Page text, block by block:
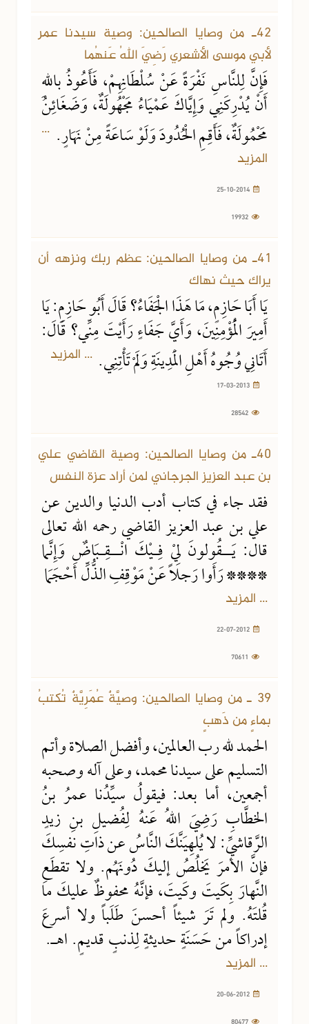
42ـ من وصايا الصالحين: وصية سيدنا عمر
لأبي موسى الأشعري رَضِيَ اللهُ عَنهُما
فَإِنَّ لِلنَّاسِ نَفْرَةً عَنْ سُلْطَانِهِمْ، فَأَعُوذُ باللهِ
أَنْ يُدْرِكَنِي وَإِيَّاكَ عَمْيَاءُ مَجْهُولَةٌ، وَضَغَائِنُ
مَحْمُولَةٌ، فَأَقِمِ الْحُدُودَ وَلَوْ سَاعَةً مِنْ نَهَارٍ. ...
المزيد
41ـ من وصايا الصالحين: عظم ربك ونزهه أن
يراك حيث نهاك
يَا أَبَا حَازِمٍ، مَا هَذَا الْجَفَاءُ؟ قَالَ أَبُو حَازِمٍ: يَا
أَمِيرَ الْمُؤْمِنِينَ، وَأَيَّ جَفَاءٍ رَأَيْتَ مِنِّي؟ قَالَ:
أَتَانِي وُجُوهُ أَهْلِ الْمَدِينَةِ وَلَمْ تَأْتِنِي. ... المزيد
40ـ من وصايا الصالحين: وصية القاضي علي
بن عبد العزيز الجرجاني لمن أراد عزة النفس
فقد جاء في كتاب أدب الدنيا والدين عن
علي بن عبد العزيز القاضي رحمه الله تعالى
قال: يَــقُولونَ لِيْ فِـيْكَ انْــقِـبَاضٌ وَإِنَّما
**** رَأَوا رَجلاً عَنْ مَوْقِفِ الذُّلِّ أَحْجَمَا
... المزيد
39 ـ من وصايا الصالحين: وصيَّةٌ عُمَرِيَّةٌ تُكتبُ
بماءٍ من ذَهبٍ
الحمد لله رب العالمين، وأفضل الصلاة وأتم
التسليم على سيدنا محمد، وعلى آله وصحبه
أجمعين، أما بعد: فيقولُ سيِّدُنا عمرُ بنُ
الخطَّابِ رَضِيَ اللهُ عَنهُ لِفُضيلِ بنِ زيدٍ
الرَّقاشيِّ: لا يُلهِيَنَّكَ النَّاسُ عن ذاتِ نفسِكَ
فإنَّ الأمرَ يَخلُصُ إليكَ دُونَهُم. ولا تقطَعِ
النَّهارَ بِكَيتَ وكَيتَ، فإنَّهُ محفوظٌ عليكَ ما
قُلتَهُ. ولم تَرَ شيئاً أحسنَ طَلَباً ولا أسرعَ
إدراكاً من حَسَنَةٍ حديثةٍ لِذنبٍ قديمٍ. اهـ.
... المزيد